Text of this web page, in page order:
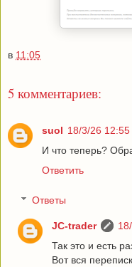
в 11:05
5 комментариев:
suol 18/3/26 12:55
И что теперь?
Ответить
Ответы
JC-trader
Так это и есть
Вот вся